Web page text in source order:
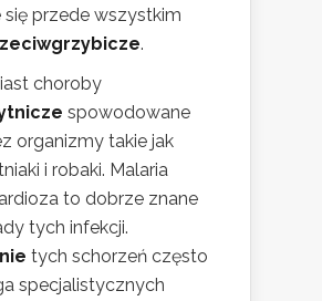
się przede wszystkim
.
choroby
spowodowane
organizmy takie jak
i robaki. Malaria
to dobrze znane
tych infekcji.
tych schorzeń często
specjalistycznych